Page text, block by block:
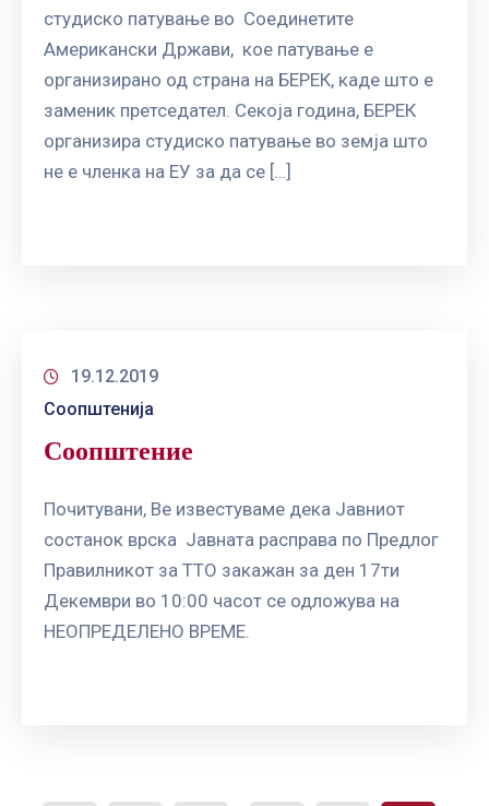
студиско патување во Соединетите
Американски Држави, кое патување е
организирано од страна на БЕРЕК, каде што е
заменик претседател. Секоја година, БЕРЕК
организира студиско патување во земја што
не е членка на ЕУ за да се […]
19.12.2019
Соопштенија
Соопштение
Почитувани, Ве известуваме дека Јавниот
состанок врска Јавната расправа по Предлог
Правилникот за ТТО закажан за ден 17ти
Декември во 10:00 часот се одложува на
НЕОПРЕДЕЛЕНО ВРЕМЕ.